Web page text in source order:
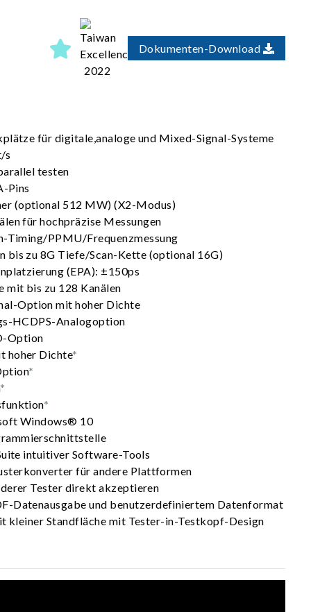
Dokumenten-Download
für digitale,analoge und Mixed-Signal-Systeme
s
testen
Pins
(optional 512 MW) (X2-Modus)
für hochpräzise Messungen
Timing/PPMU/Frequenzmessung
bis zu 8G Tiefe/Scan-Kette (optional 16G)
(EPA): ±150ps
mit bis zu 128 Kanälen
Option mit hoher Dichte
HCDPS-Analogoption
Option
hoher Dichte*
*
*
*
Windows® 10
intuitiver Software-Tools
für andere Plattformen
Tester direkt akzeptieren
Datenausgabe und benutzerdefiniertem Datenformat
kleiner Standfläche mit Tester-in-Testkopf-Design